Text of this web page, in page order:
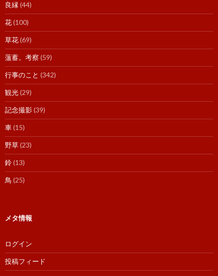
良縁 (44)
花(100)
草花(69)
薀蓄。考察 (59)
行事のこと (342)
観光(29)
記念撮影(39)
車(15)
野草(23)
鈴(13)
鳥 (25)
メタ情報
ログイン
投稿フィード